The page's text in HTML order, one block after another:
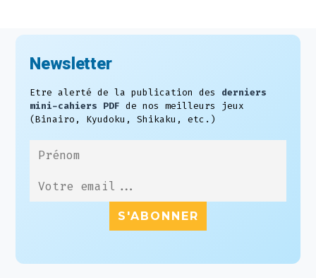
Newsletter
Etre alerté de la publication des derniers
mini-cahiers PDF de nos meilleurs jeux
(Binairo, Kyudoku, Shikaku, etc.)